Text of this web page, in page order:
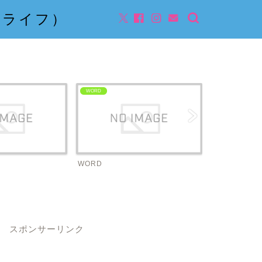
イフ）
スポンサーリンク